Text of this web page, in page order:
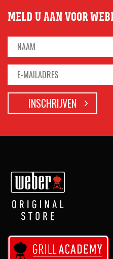
MELD U AAN VOOR